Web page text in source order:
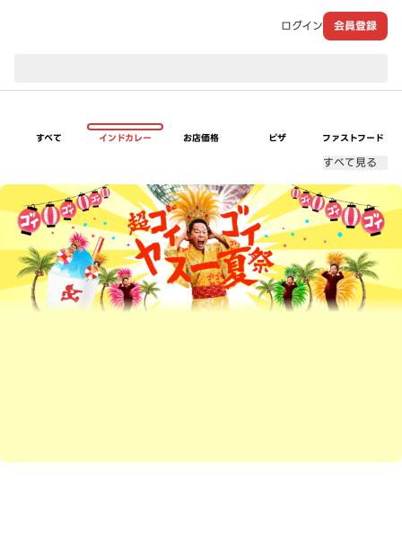
ログイン 会員登録
すべて インドカレー お店価格 ピザ ファストフード
すべて見る
超ゴイゴイヤスー夏祭